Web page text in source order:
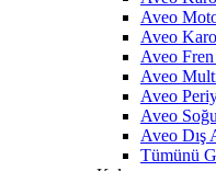
Aveo
Aveo
Aveo
Aveo
Aveo
Aveo
Aveo Dış
Tümünü